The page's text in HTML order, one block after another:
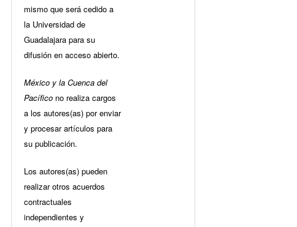
mismo que será cedido a
la Universidad de
Guadalajara para su
difusión en acceso abierto.
México y la Cuenca del
Pacífico no realiza cargos
a los autores(as) por enviar
y procesar artículos para
su publicación.
Los autores(as) pueden
realizar otros acuerdos
contractuales
independientes y